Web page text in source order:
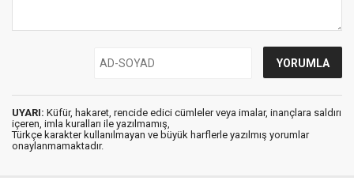
UYARI: Küfür, hakaret, rencide edici cümleler veya imalar, inançlara saldırı
içeren, imla kuralları ile yazılmamış,
Türkçe karakter kullanılmayan ve büyük harflerle yazılmış yorumlar
onaylanmamaktadır.